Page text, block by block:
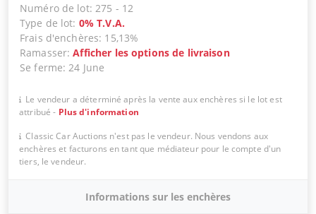
Numéro de lot:275 - 12
Type de lot: 0% T.V.A.
Frais d'enchères: 15,13%
Ramasser:Afficher les options de livraison
Se ferme:24 June
Le vendeur a déterminé après la vente aux enchères si le lot est
attribué - Plus d'information
Classic Car Auctions n'est pas le vendeur. Nous vendons aux
enchères et facturons en tant que médiateur pour le compte d'un
tiers, le vendeur.
Informations sur les enchères